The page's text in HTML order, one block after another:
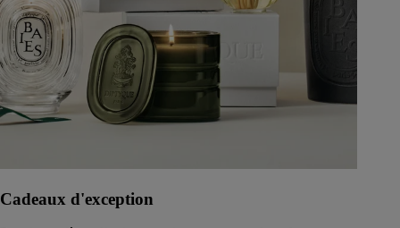
Cadeaux d'exception